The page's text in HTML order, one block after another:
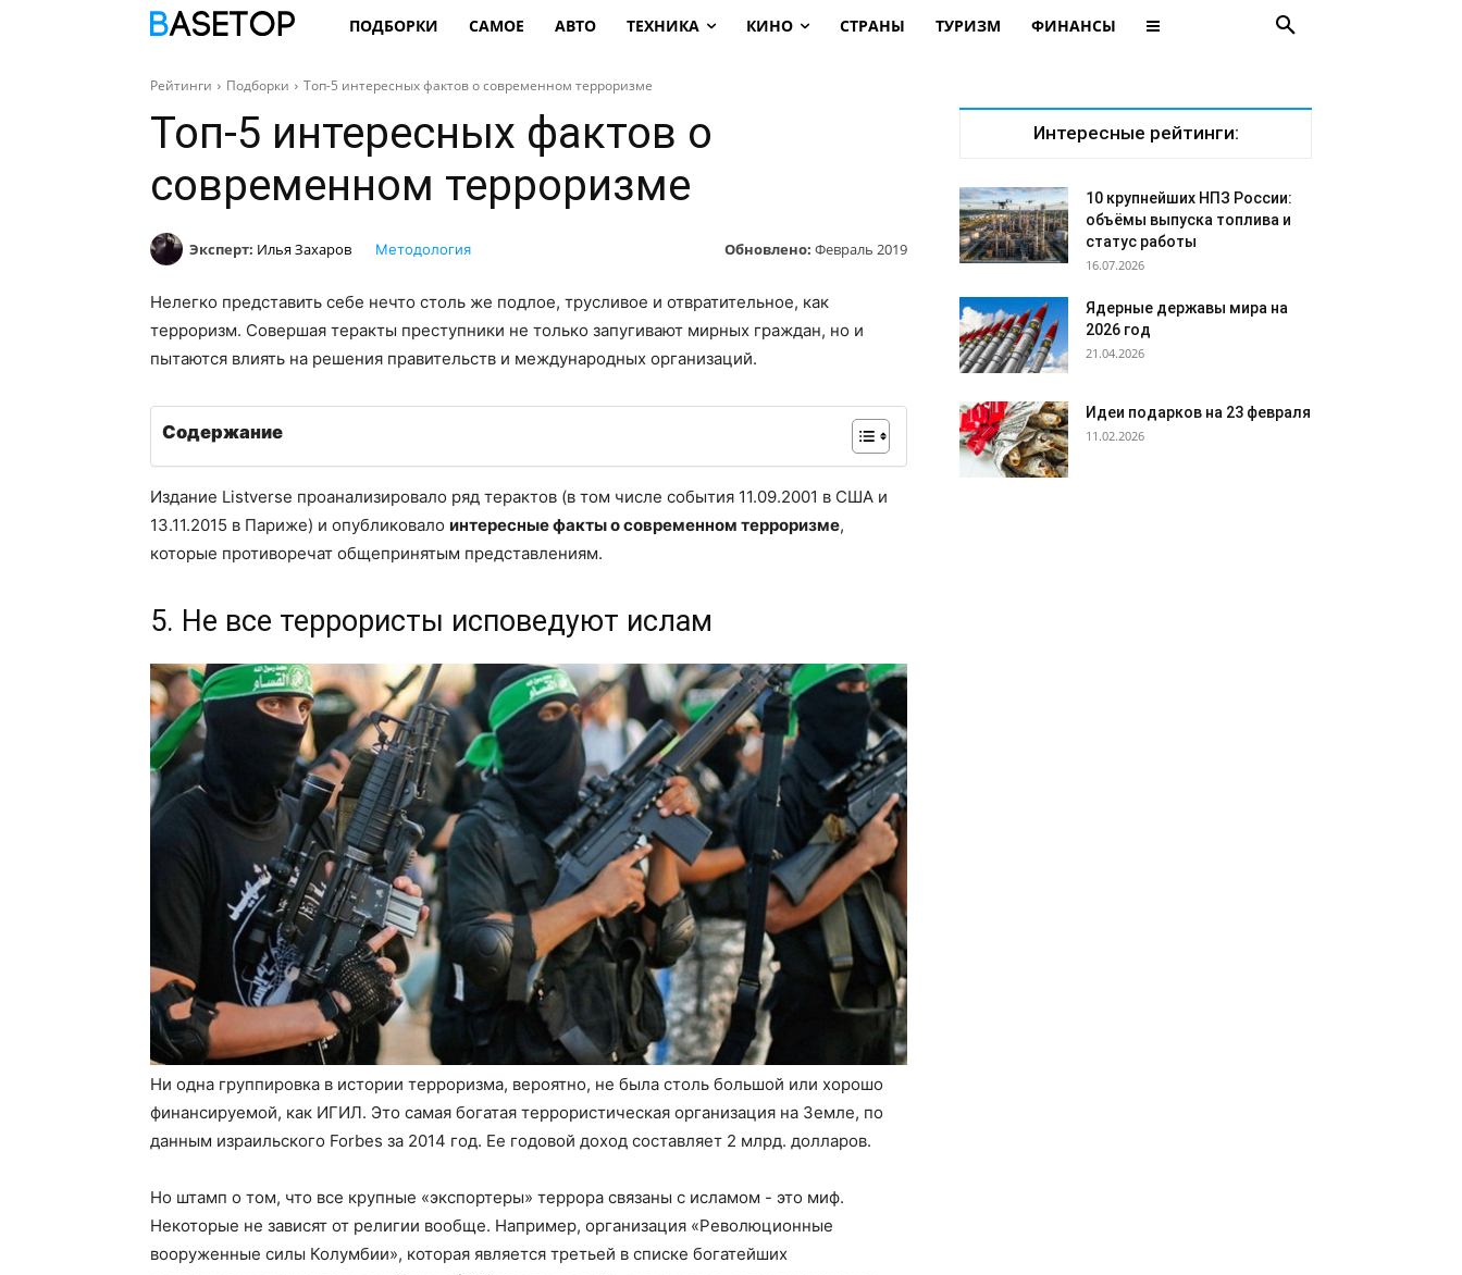
ПОДБОРКИ САМОЕ АВТО ТЕХНИКА КИНО СТРАНЫ ТУРИЗМ ФИНАНСЫ
Рейтинги Подборки Топ-5 интересных фактов о современном терроризме
Топ-5 интересных фактов о
современном терроризме
Эксперт: Илья Захаров Обновлено: Февраль 2019
Методология
Нелегко представить себе нечто столь же подлое, трусливое и отвратительное, как
терроризм. Совершая теракты преступники не только запугивают мирных граждан, но и
пытаются влиять на решения правительств и международных организаций.
Содержание
Издание Listverse проанализировало ряд терактов (в том числе события 11.09.2001 в США и
13.11.2015 в Париже) и опубликовало интересные факты о современном терроризме,
которые противоречат общепринятым представлениям.
5. Не все террористы исповедуют ислам
Ни одна группировка в истории терроризма, вероятно, не была столь большой или хорошо
финансируемой, как ИГИЛ. Это самая богатая террористическая организация на Земле, по
данным израильского Forbes за 2014 год. Ее годовой доход составляет 2 млрд. долларов.
Но штамп о том, что все крупные «экспортеры» террора связаны с исламом - это миф.
Некоторые не зависят от религии вообще. Например, организация «Революционные
вооруженные силы Колумбии», которая является третьей в списке богатейших
Интересные рейтинги:
10 крупнейших НПЗ России:
объёмы выпуска топлива и
статус работы
16.07.2026
Ядерные державы мира на
2026 год
21.04.2026
Идеи подарков на 23 февраля
11.02.2026